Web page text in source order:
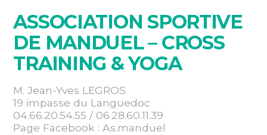
ASSOCIATION SPORTIVE
DE MANDUEL – CROSS
TRAINING & YOGA
M. Jean-Yves LEGROS
19 impasse du Languedoc
04.66.20.54.55 / 06.28.60.11.39
Page Facebook : As.manduel